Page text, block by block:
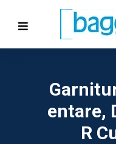
Entare,
R